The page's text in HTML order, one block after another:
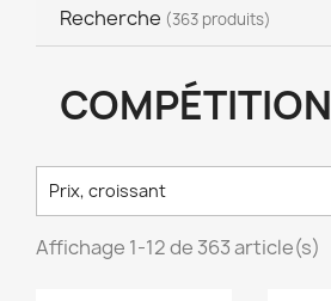
Recherche (363 produits)
COMPÉTITION
Prix, croissant
Affichage 1-12 de 363 article(s)